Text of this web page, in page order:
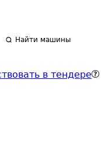
Найти машины
в тендере